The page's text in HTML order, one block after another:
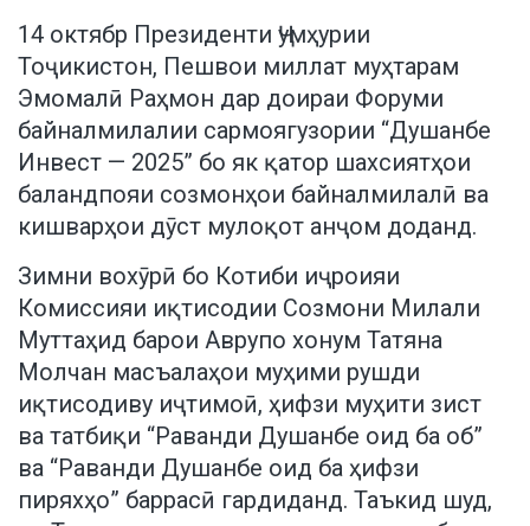
14 октябр Президенти Ҷумҳурии
Тоҷикистон, Пешвои миллат муҳтарам
Эмомалӣ Раҳмон дар доираи Форуми
байналмилалии сармоягузории “Душанбе
Инвест — 2025” бо як қатор шахсиятҳои
баландпояи созмонҳои байналмилалӣ ва
кишварҳои дӯст мулоқот анҷом доданд.
Зимни вохӯрӣ бо Котиби иҷроияи
Комиссияи иқтисодии Созмони Милали
Муттаҳид барои Аврупо хонум Татяна
Молчан масъалаҳои муҳими рушди
иқтисодиву иҷтимоӣ, ҳифзи муҳити зист
ва татбиқи “Раванди Душанбе оид ба об”
ва “Раванди Душанбе оид ба ҳифзи
пиряхҳо” баррасӣ гардиданд. Таъкид шуд,